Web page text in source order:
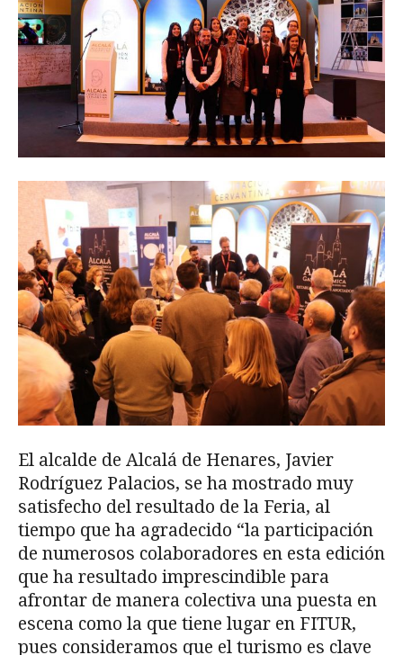
El alcalde de Alcalá de Henares, Javier
Rodríguez Palacios, se ha mostrado muy
satisfecho del resultado de la Feria, al
tiempo que ha agradecido “la participación
de numerosos colaboradores en esta edición
que ha resultado imprescindible para
afrontar de manera colectiva una puesta en
escena como la que tiene lugar en FITUR,
pues consideramos que el turismo es clave